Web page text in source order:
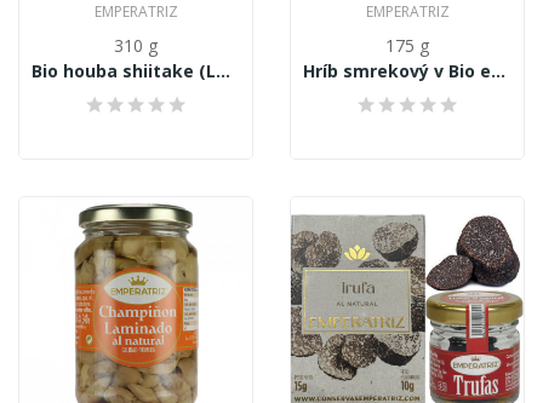
EMPERATRIZ
310 g
Bio houba shiitake (Lentinus edodes /...
EMPERATRIZ
175 g
Hríb smrekový v Bio extra panenskom olivovom...